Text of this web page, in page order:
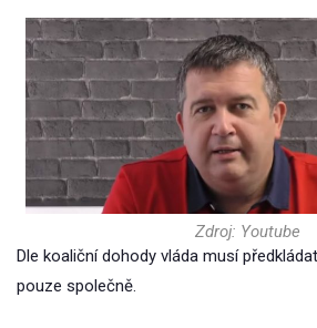
Zdroj: Youtube
Dle koaliční dohody vláda musí
pouze společně.